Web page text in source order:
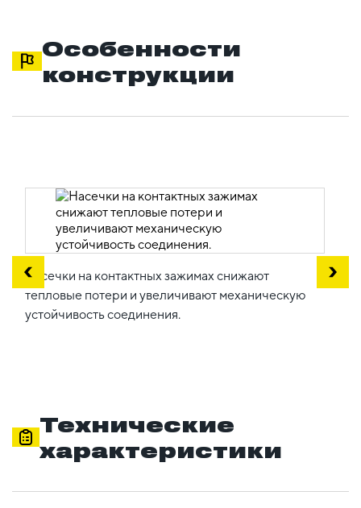
Особенности
конструкции
Насечки на контактных зажимах снижают
тепловые потери и увеличивают механическую
устойчивость соединения.
Технические
характеристики